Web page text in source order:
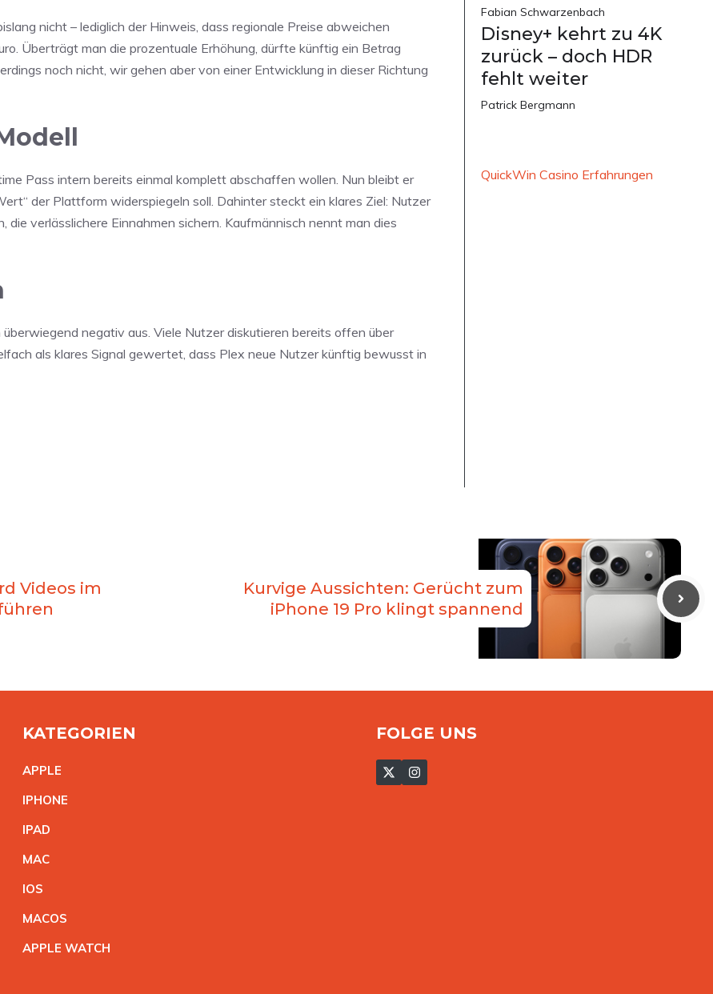
nicht – lediglich der Hinweis, dass regionale Preise abweichen
Überträgt man die prozentuale Erhöhung, dürfte künftig ein Betrag
noch nicht, wir gehen aber von einer Entwicklung in dieser Richtung
Pass intern bereits einmal komplett abschaffen wollen. Nun bleibt er
der Plattform widerspiegeln soll. Dahinter steckt ein klares Ziel: Nutzer
verlässlichere Einnahmen sichern. Kaufmännisch nennt man dies
negativ aus. Viele Nutzer diskutieren bereits offen über
als klares Signal gewertet, dass Plex neue Nutzer künftig bewusst in
Fabian Schwarzenbach
Disney+ kehrt zu 4K
zurück – doch HDR
fehlt weiter
Patrick Bergmann
QuickWin Casino Erfahrungen
Videos im
Kurvige Aussichten: Gerücht zum
iPhone 19 Pro klingt spannend
KATEGORIEN
APPLE
IPHONE
IPAD
MAC
IOS
MACOS
APPLE WATCH
FOLGE UNS